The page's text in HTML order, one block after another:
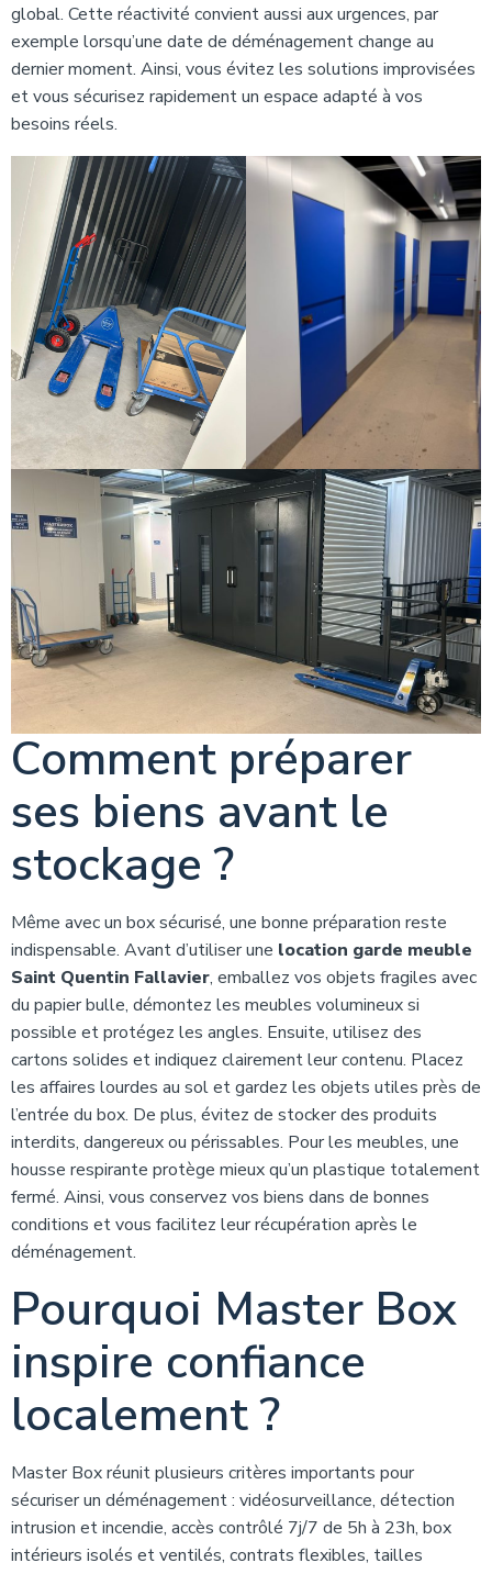
global. Cette réactivité convient aussi aux urgences, par
exemple lorsqu’une date de déménagement change au
dernier moment. Ainsi, vous évitez les solutions improvisées
et vous sécurisez rapidement un espace adapté à vos
besoins réels.
Comment préparer
ses biens avant le
stockage ?
Même avec un box sécurisé, une bonne préparation reste
indispensable. Avant d’utiliser une location garde meuble
Saint Quentin Fallavier, emballez vos objets fragiles avec
du papier bulle, démontez les meubles volumineux si
possible et protégez les angles. Ensuite, utilisez des
cartons solides et indiquez clairement leur contenu. Placez
les affaires lourdes au sol et gardez les objets utiles près de
l’entrée du box. De plus, évitez de stocker des produits
interdits, dangereux ou périssables. Pour les meubles, une
housse respirante protège mieux qu’un plastique totalement
fermé. Ainsi, vous conservez vos biens dans de bonnes
conditions et vous facilitez leur récupération après le
déménagement.
Pourquoi Master Box
inspire confiance
localement ?
Master Box réunit plusieurs critères importants pour
sécuriser un déménagement : vidéosurveillance, détection
intrusion et incendie, accès contrôlé 7j/7 de 5h à 23h, box
intérieurs isolés et ventilés, contrats flexibles, tailles